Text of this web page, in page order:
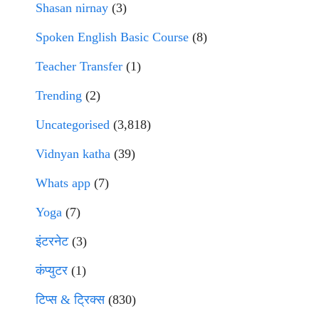
Shasan nirnay (3)
Spoken English Basic Course (8)
Teacher Transfer (1)
Trending (2)
Uncategorised (3,818)
Vidnyan katha (39)
Whats app (7)
Yoga (7)
इंटरनेट(3)
कंप्युटर (1)
टिप्स & ट्रिक्स(830)